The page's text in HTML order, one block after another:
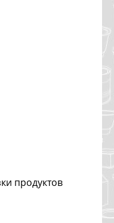
продуктов